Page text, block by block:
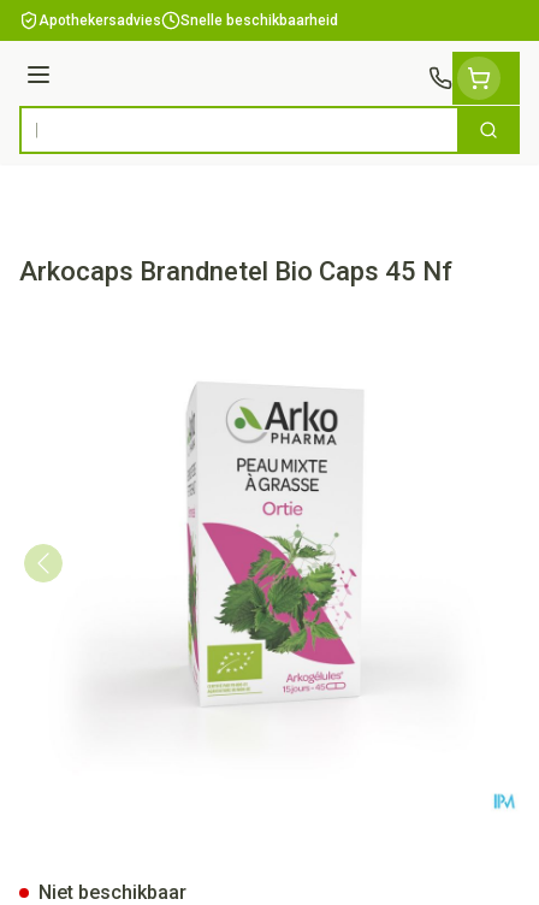
Ga naar de inhoud
Apothekersadvies Snelle beschikbaarheid
Menu
Product, merk, categorie... Zoek
Arkocaps Brandnetel Bio Caps 45 Nf
Niet beschikbaar